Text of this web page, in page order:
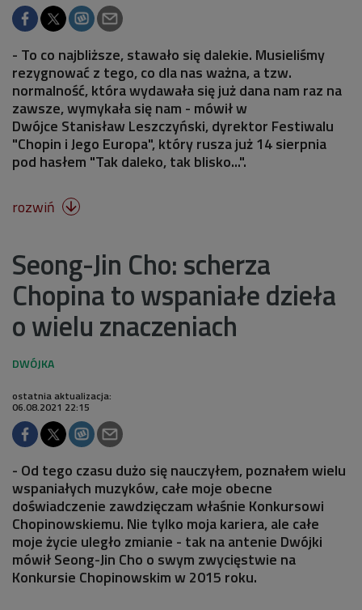
- To co najbliższe, stawało się dalekie. Musieliśmy
rezygnować z tego, co dla nas ważna, a tzw.
normalność, która wydawała się już dana nam raz na
zawsze, wymykała się nam - mówił w
Dwójce Stanisław Leszczyński, dyrektor Festiwalu
"Chopin i Jego Europa", który rusza już 14 sierpnia
pod hasłem "Tak daleko, tak blisko...".
rozwiń 
Seong-Jin Cho: scherza
Chopina to wspaniałe dzieła
o wielu znaczeniach
ostatnia aktualizacja:
06.08.2021 22:15
- Od tego czasu dużo się nauczyłem, poznałem wielu
wspaniałych muzyków, całe moje obecne
doświadczenie zawdzięczam właśnie Konkursowi
Chopinowskiemu. Nie tylko moja kariera, ale całe
moje życie uległo zmianie - tak na antenie Dwójki
mówił Seong-Jin Cho o swym zwycięstwie na
Konkursie Chopinowskim w 2015 roku.